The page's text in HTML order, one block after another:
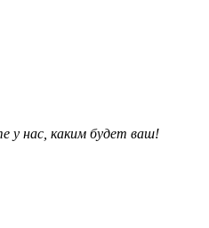
у нас, каким будет ваш!